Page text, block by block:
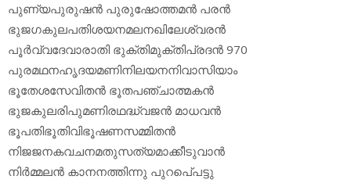
പുണ്യപുരുഷന്‍ പുരുഷോത്തമന്‍ പരന്‍
ഭുജഗകുലപതിശയനമലനഖിലേശ്വരന്‍
പൂര്‍വ്വദേവാരാതി ഭുക്തിമുക്തിപ്രദന്‍ 970
പുരമഥനഹൃദയമണിനിലയനനിവാസിയാം
ഭൂതേശസേവിതന്‍ ഭൂതപഞ്ചാത്മകന്‍
ഭുജകുലരിപുമണിരഥദ്ധ്വജന്‍ മാധവന്‍
ഭൂപതിഭൂതിവിഭൂഷണസമ്മിതന്‍
നിജജനകവചനമതുസത്യമാക്കീടുവാന്‍
നിര്‍മ്മലന്‍ കാനനത്തിന്നു പുറപെ്പട്ടു